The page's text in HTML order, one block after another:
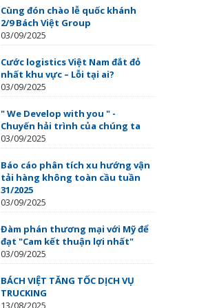
Cùng đón chào lễ quốc khánh
2/9 Bách Việt Group
03/09/2025
Cước logistics Việt Nam đắt đỏ
nhất khu vực – Lỗi tại ai?
03/09/2025
" We Develop with you " -
Chuyến hải trình của chúng ta
03/09/2025
Báo cáo phân tích xu hướng vận
tải hàng không toàn cầu tuần
31/2025
03/09/2025
Đàm phán thương mại với Mỹ để
đạt "Cam kết thuận lợi nhất"
03/09/2025
BÁCH VIỆT TĂNG TỐC DỊCH VỤ
TRUCKING
13/08/2025